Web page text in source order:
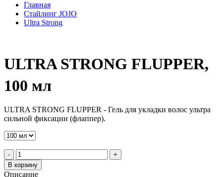
Главная
Стайлинг JOJO
Ultra Strong
ULTRA STRONG FLUPPER,
100 мл
ULTRA STRONG FLUPPER - Гель для укладки волос ультра
сильной фиксации (флаппер).
-
+
В корзину
Описание